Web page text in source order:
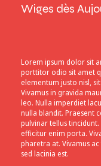
Wiges dès
Lorem ipsum dolor sit
porttitor odio sit amet
elementum justo nisl,
Vivamus in gravida
leo. Nulla imperdiet
nulla blandit. Praesent
pulvinar tellus
efficitur enim porta.
pharetra at. Vivamus
sed lacinia est.